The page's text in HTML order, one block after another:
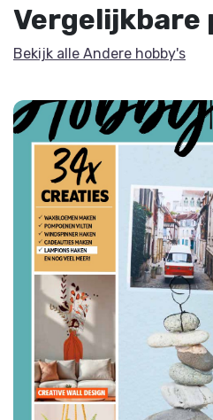
Vergelijkbare
Bekijk alle Andere hobby's